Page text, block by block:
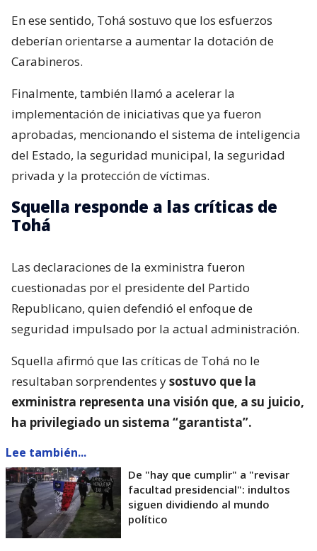
En ese sentido, Tohá sostuvo que los esfuerzos
deberían orientarse a aumentar la dotación de
Carabineros.
Finalmente, también llamó a acelerar la
implementación de iniciativas que ya fueron
aprobadas, mencionando el sistema de inteligencia
del Estado, la seguridad municipal, la seguridad
privada y la protección de víctimas.
Squella responde a las críticas de
Tohá
Las declaraciones de la exministra fueron
cuestionadas por el presidente del Partido
Republicano, quien defendió el enfoque de
seguridad impulsado por la actual administración.
Squella afirmó que las críticas de Tohá no le
resultaban sorprendentes ysostuvo que la
exministra representa una visión que, a su juicio,
ha privilegiado un sistema “garantista”.
Lee también...
De "hay que cumplir" a "revisar
facultad presidencial": indultos
siguen dividiendo al mundo
político